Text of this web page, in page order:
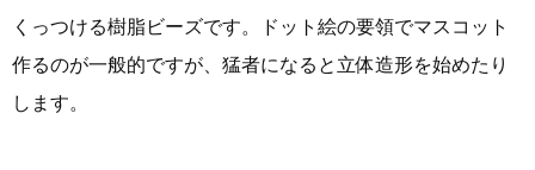
くっつける樹脂ビーズです。ドット絵の要領でマスコット
作るのが一般的ですが、猛者になると立体造形を始めたり
します。